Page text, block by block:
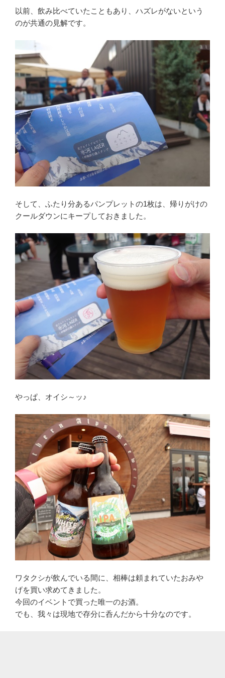
以前、飲み比べていたこともあり、ハズレがないという
のが共通の見解です。
そして、ふたり分あるパンプレットの1枚は、帰りがけの
クールダウンにキープしておきました。
やっぱ、オイシ～ッ♪
ワタクシが飲んでいる間に、相棒は頼まれていたおみや
げを買い求めてきました。
今回のイベントで買った唯一のお酒。
でも、我々は現地で存分に呑んだから十分なのです。